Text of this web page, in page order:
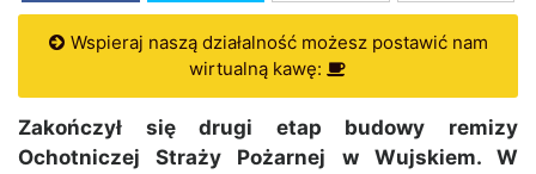
Wspieraj naszą działalność możesz postawić nam
wirtualną kawę:
Zakończył się drugi etap budowy remizy
Ochotniczej Straży Pożarnej w Wujskiem. W